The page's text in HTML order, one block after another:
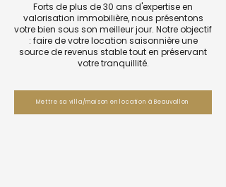
Forts de plus de 30 ans d'expertise en
valorisation immobilière, nous présentons
votre bien sous son meilleur jour. Notre objectif
: faire de votre location saisonnière une
source de revenus stable tout en préservant
votre tranquillité.
Mettre sa villa/maison en location à Beauvallon